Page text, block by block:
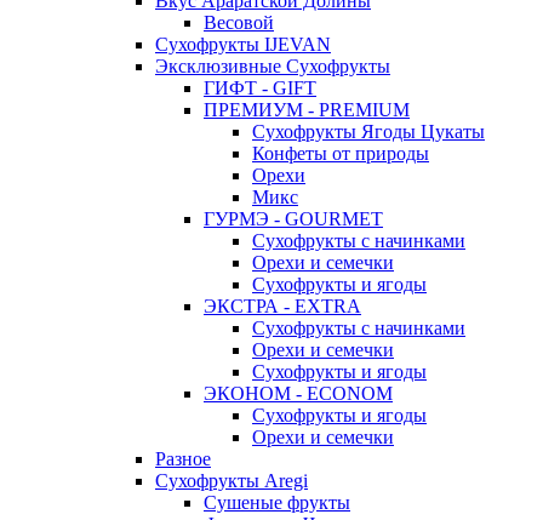
Весовой
Сухофрукты IJEVAN
Эксклюзивные Сухофрукты
ГИФТ - GIFT
ПРЕМИУМ - PREMIUM
Сухофрукты Ягоды Цукаты
Конфеты от природы
Орехи
Микс
ГУРМЭ - GOURMET
Сухофрукты с начинками
Орехи и семечки
Сухофрукты и ягоды
ЭКСТРА - EXTRA
Сухофрукты с начинками
Орехи и семечки
Сухофрукты и ягоды
ЭКОНОМ - ECONOM
Сухофрукты и ягоды
Орехи и семечки
Разное
Сухофрукты Aregi
Сушеные фрукты